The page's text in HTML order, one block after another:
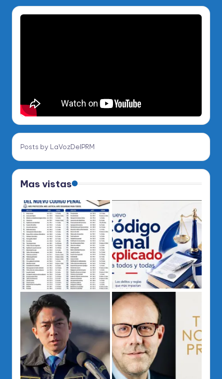
Posts by LaVozDelPRM
Mas vistas